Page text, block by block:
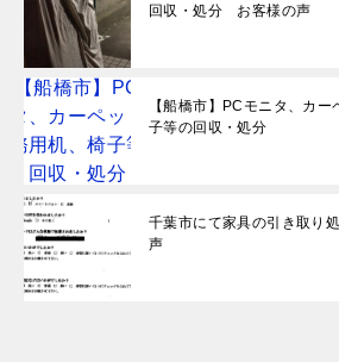
回収・処分 お客様の声
【船橋市】PCモニタ、カ
子等の回収・処分
千葉市にて家具の引き取り
声